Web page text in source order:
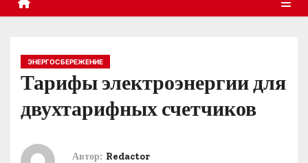
ЭНЕРГОСБЕРЕЖЕНИЕ
Тарифы электроэнергии для
двухтарифных счетчиков
Автор: Redactor